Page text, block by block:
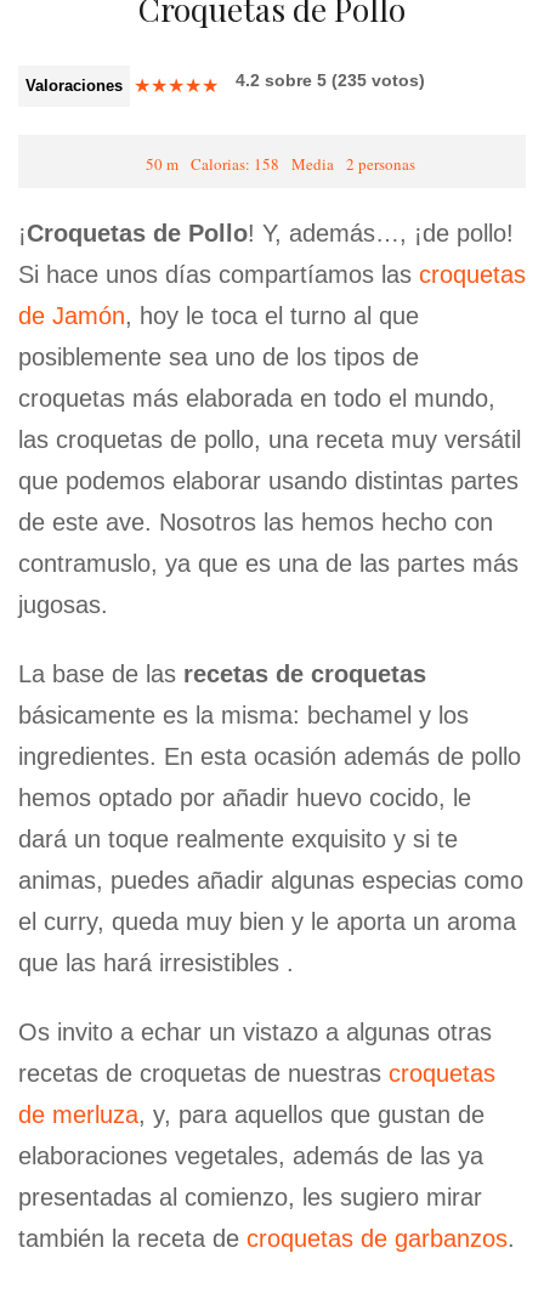
Croquetas de Pollo
Valoraciones ★★★★★ 4.2 sobre 5 (235 votos)
50 m Calorias: 158 Media 2 personas
¡Croquetas de Pollo! Y, además…, ¡de pollo!
Si hace unos días compartíamos las croquetas
de Jamón, hoy le toca el turno al que
posiblemente sea uno de los tipos de
croquetas más elaborada en todo el mundo,
las croquetas de pollo, una receta muy versátil
que podemos elaborar usando distintas partes
de este ave. Nosotros las hemos hecho con
contramuslo, ya que es una de las partes más
jugosas.
La base de las recetas de croquetas
básicamente es la misma: bechamel y los
ingredientes. En esta ocasión además de pollo
hemos optado por añadir huevo cocido, le
dará un toque realmente exquisito y si te
animas, puedes añadir algunas especias como
el curry, queda muy bien y le aporta un aroma
que las hará irresistibles .
Os invito a echar un vistazo a algunas otras
recetas de croquetas de nuestras croquetas
de merluza, y, para aquellos que gustan de
elaboraciones vegetales, además de las ya
presentadas al comienzo, les sugiero mirar
también la receta de croquetas de garbanzos.